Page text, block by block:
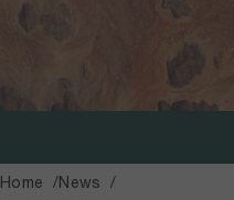
Home News